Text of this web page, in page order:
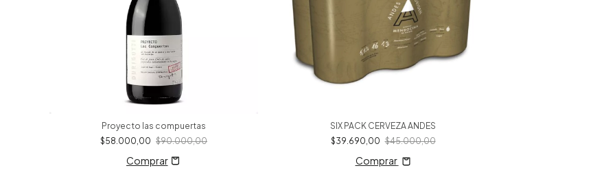
Proyecto las compuertas
$58.000,00 $90.000,00
SIX PACK CERVEZA ANDES
$39.690,00 $45.000,00
Comprar